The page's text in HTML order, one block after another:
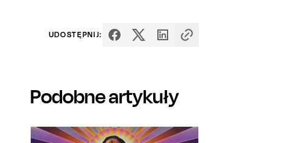
UDOSTĘPNIJ:
Podobne artykuły